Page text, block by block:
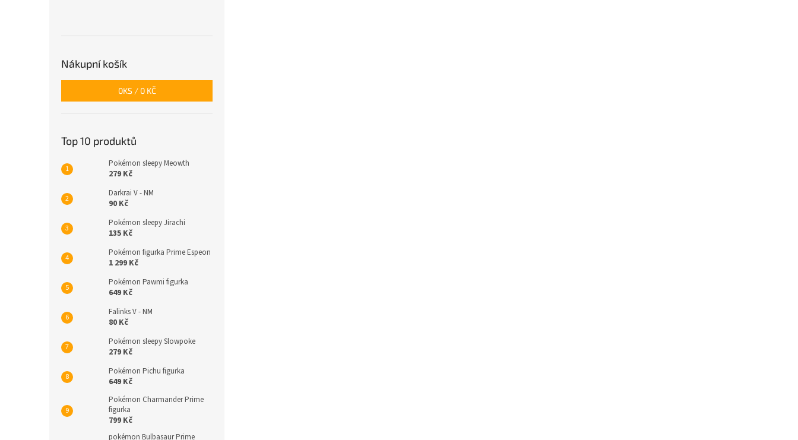
Nákupní košík
0KS / 0 KČ
Top 10 produktů
Pokémon sleepy Meowth
279 Kč
Darkrai V - NM
90 Kč
Pokémon sleepy Jirachi
135 Kč
Pokémon figurka Prime Espeon
1 299 Kč
Pokémon Pawmi figurka
649 Kč
Falinks V - NM
80 Kč
Pokémon sleepy Slowpoke
279 Kč
Pokémon Pichu figurka
649 Kč
Pokémon Charmander Prime
figurka
799 Kč
pokémon Bulbasaur Prime